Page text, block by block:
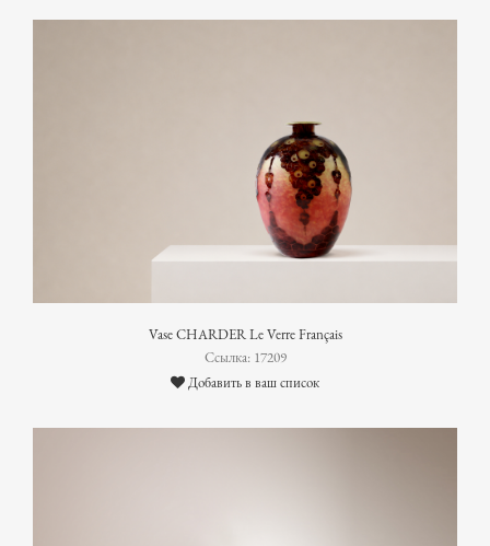
Vase CHARDER Le Verre Français
Ссылка: 17209
Добавить в ваш список